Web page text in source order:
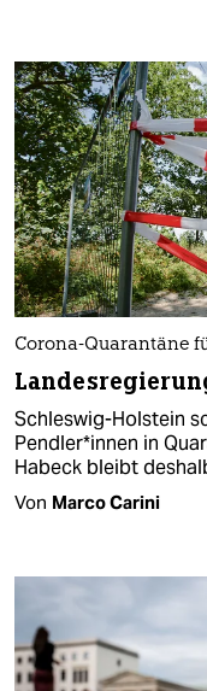
Corona-Quarantäne
Schleswig-Holstein
Pendler*innen in
Habeck bleibt
Von Marco Carini